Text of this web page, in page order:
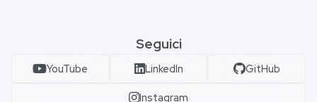
Seguici
YouTube LinkedIn GitHub
Instagram